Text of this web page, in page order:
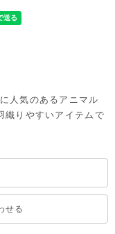
人気のあるアニマル
織りやすいアイテムで
せる